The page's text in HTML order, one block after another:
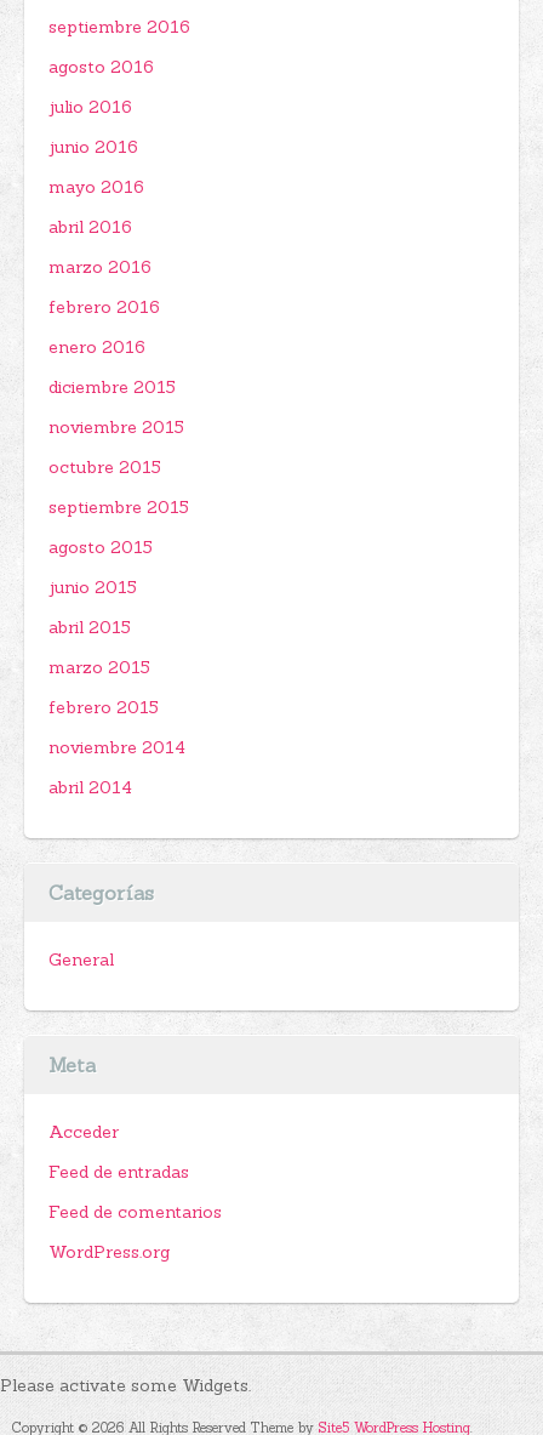
septiembre 2016
agosto 2016
julio 2016
junio 2016
mayo 2016
abril 2016
marzo 2016
febrero 2016
enero 2016
diciembre 2015
noviembre 2015
octubre 2015
septiembre 2015
agosto 2015
junio 2015
abril 2015
marzo 2015
febrero 2015
noviembre 2014
abril 2014
Categorías
General
Meta
Acceder
Feed de entradas
Feed de comentarios
WordPress.org
Please activate some Widgets.
Copyright © 2026 All Rights Reserved Theme by Site5 WordPress Hosting.